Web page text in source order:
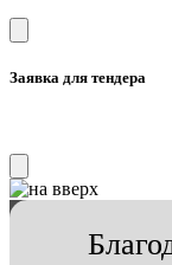
Заявка для тендера